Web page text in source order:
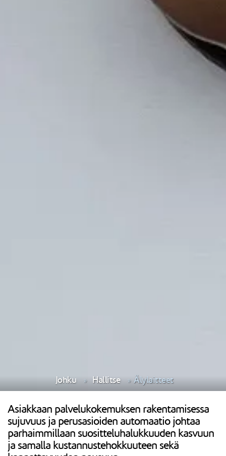
Johku Hallitse Älylaitteet
Asiakkaan palvelukokemuksen rakentamisessa
sujuvuus ja perusasioiden automaatio johtaa
parhaimmillaan suositteluhalukkuuden kasvuun
ja samalla kustannustehokkuuteen sekä